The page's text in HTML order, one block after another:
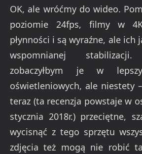
OK, ale wróćmy do wideo.
poziomie 24fps, filmy w
płynności i są wyraźne, ale ich
wspomnianej stabilizacji.
zobaczyłbym je w
oświetleniowych, ale niestety
teraz (ta recenzja powstaje w
stycznia 2018r.) przeciętne,
wycisnąć z tego sprzętu
zdjęcia też mogą nie robić